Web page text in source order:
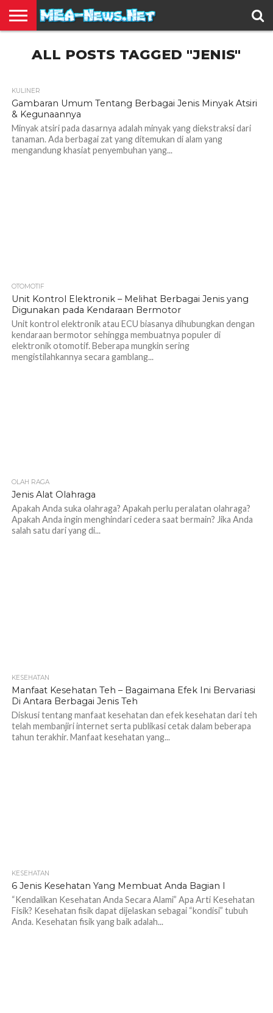
TERBARU
EDUKASI
HIBURAN
INSPIRASI
KESEHATAN
KULINER
OLAH
RAGA
OTOMOTIF
TRAVEL
JUAL
BELI
ALL POSTS TAGGED "JENIS"
KULINER
Gambaran Umum Tentang Berbagai Jenis Minyak Atsiri
& Kegunaannya
Minyak atsiri pada dasarnya adalah minyak yang diekstraksi dari
tanaman. Ada berbagai zat yang ditemukan di alam yang
mengandung khasiat penyembuhan yang...
OTOMOTIF
Unit Kontrol Elektronik – Melihat Berbagai Jenis yang
Digunakan pada Kendaraan Bermotor
Unit kontrol elektronik atau ECU biasanya dihubungkan dengan
kendaraan bermotor sehingga membuatnya populer di
elektronik otomotif. Beberapa mungkin sering
mengistilahkannya secara gamblang...
OLAH RAGA
Jenis Alat Olahraga
Apakah Anda suka olahraga? Apakah perlu peralatan olahraga?
Apakah Anda ingin menghindari cedera saat bermain? Jika Anda
salah satu dari yang di...
KESEHATAN
Manfaat Kesehatan Teh – Bagaimana Efek Ini Bervariasi
Di Antara Berbagai Jenis Teh
Diskusi tentang manfaat kesehatan dan efek kesehatan dari teh
telah membanjiri internet serta publikasi cetak dalam beberapa
tahun terakhir. Manfaat kesehatan yang...
KESEHATAN
6 Jenis Kesehatan Yang Membuat Anda Bagian I
“Kendalikan Kesehatan Anda Secara Alami” Apa Arti Kesehatan
Fisik? Kesehatan fisik dapat dijelaskan sebagai “kondisi” tubuh
Anda. Kesehatan fisik yang baik adalah...